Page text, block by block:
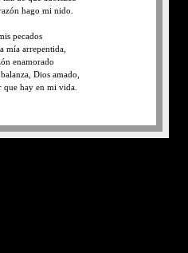
hago mi nido.
pecados
mía arrepentida,
enamorado
Dios amado,
que hay en mi vida.